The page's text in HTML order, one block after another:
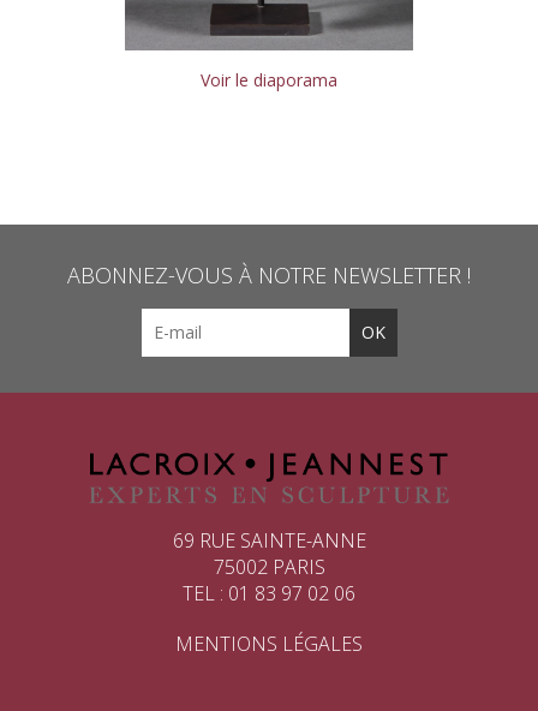
Voir le diaporama
ABONNEZ-VOUS À NOTRE NEWSLETTER !
69 RUE SAINTE-ANNE
75002 PARIS
TEL : 01 83 97 02 06
MENTIONS LÉGALES